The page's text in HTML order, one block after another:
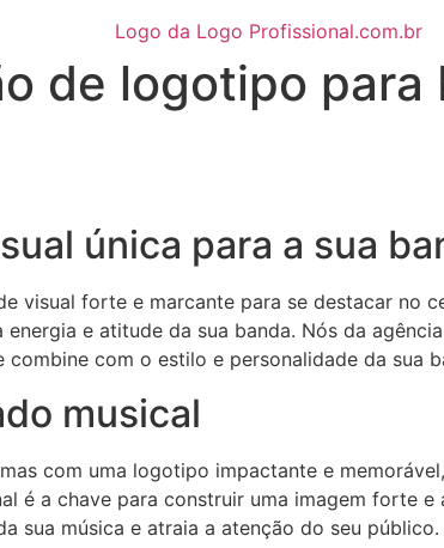
de logotipo
única para a sua
visual forte e marcante para se destacar no
e atitude da sua banda. Nós da
com o estilo e personalidade da sua
musical
com uma logotipo impactante e
é a chave para construir uma imagem forte
sua música e atraia a atenção do seu público.